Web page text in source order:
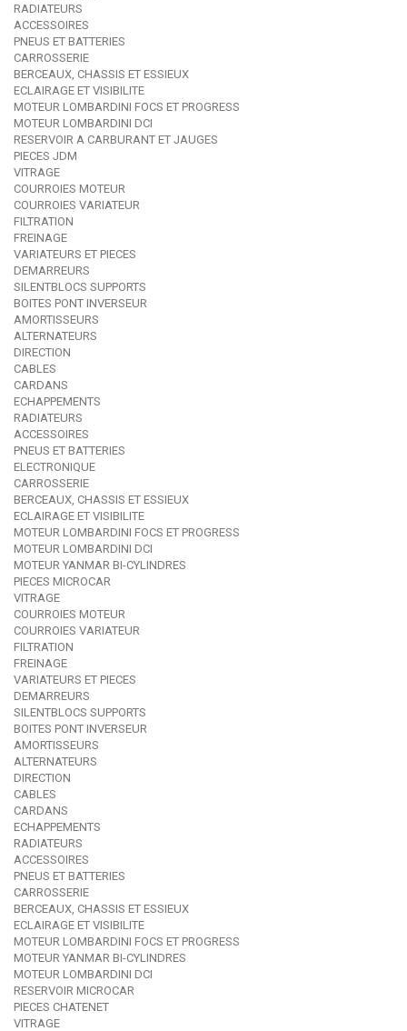
RADIATEURS
ACCESSOIRES
PNEUS ET BATTERIES
CARROSSERIE
BERCEAUX, CHASSIS ET ESSIEUX
ECLAIRAGE ET VISIBILITE
MOTEUR LOMBARDINI FOCS ET PROGRESS
MOTEUR LOMBARDINI DCI
RESERVOIR A CARBURANT ET JAUGES
PIECES JDM
VITRAGE
COURROIES MOTEUR
COURROIES VARIATEUR
FILTRATION
FREINAGE
VARIATEURS ET PIECES
DEMARREURS
SILENTBLOCS SUPPORTS
BOITES PONT INVERSEUR
AMORTISSEURS
ALTERNATEURS
DIRECTION
CABLES
CARDANS
ECHAPPEMENTS
RADIATEURS
ACCESSOIRES
PNEUS ET BATTERIES
ELECTRONIQUE
CARROSSERIE
BERCEAUX, CHASSIS ET ESSIEUX
ECLAIRAGE ET VISIBILITE
MOTEUR LOMBARDINI FOCS ET PROGRESS
MOTEUR LOMBARDINI DCI
MOTEUR YANMAR BI-CYLINDRES
PIECES MICROCAR
VITRAGE
COURROIES MOTEUR
COURROIES VARIATEUR
FILTRATION
FREINAGE
VARIATEURS ET PIECES
DEMARREURS
SILENTBLOCS SUPPORTS
BOITES PONT INVERSEUR
AMORTISSEURS
ALTERNATEURS
DIRECTION
CABLES
CARDANS
ECHAPPEMENTS
RADIATEURS
ACCESSOIRES
PNEUS ET BATTERIES
CARROSSERIE
BERCEAUX, CHASSIS ET ESSIEUX
ECLAIRAGE ET VISIBILITE
MOTEUR LOMBARDINI FOCS ET PROGRESS
MOTEUR YANMAR BI-CYLINDRES
MOTEUR LOMBARDINI DCI
RESERVOIR MICROCAR
PIECES CHATENET
VITRAGE